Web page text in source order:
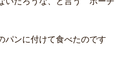
パンに付けて食べたのです